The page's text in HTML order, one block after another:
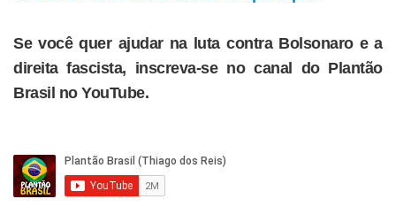
Se você quer ajudar na luta contra Bolsonaro e a
direita fascista, inscreva-se no canal do Plantão
Brasil no YouTube.